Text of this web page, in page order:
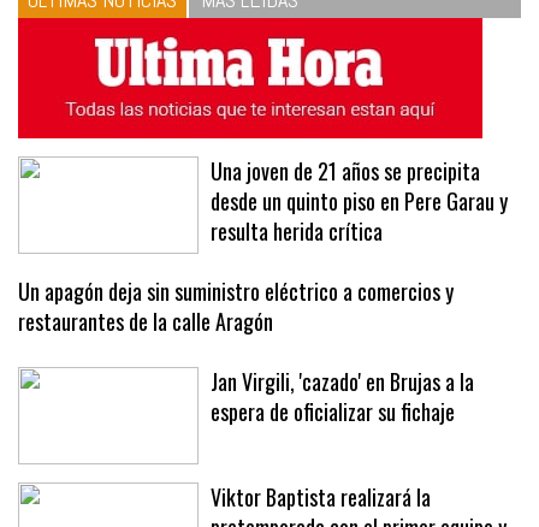
ÚLTIMAS NOTICIAS MÁS LEÍDAS
Una joven de 21 años se precipita
desde un quinto piso en Pere Garau y
resulta herida crítica
Un apagón deja sin suministro eléctrico a comercios y
restaurantes de la calle Aragón
Jan Virgili, 'cazado' en Brujas a la